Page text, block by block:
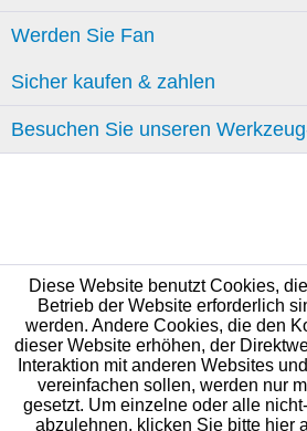
Werden Sie Fan
Sicher kaufen & zahlen
Besuchen Sie unseren
Diese Website benutzt Cookies,
Betrieb der Website erforderlich
werden. Andere Cookies, die den
dieser Website erhöhen, der
Interaktion mit anderen Websites
vereinfachen sollen, werden nur
gesetzt. Um einzelne oder alle
abzulehnen, klicken Sie bitte hier